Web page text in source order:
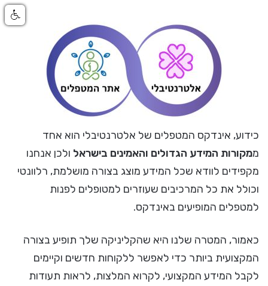
כידוע, אינדקס המטפלים של אלטרנטיבלי הוא אחד
ממקורות המידע הגדולים והאמינים בישראל ולכן אנחנו
מקפידים לוודא שכל המידע מוצג בצורה מושלמת, רלוונטי
וכולל את כל המרכיבים שעוזרים למטופלים לפנות
למטפלים המופיעים באינדקס.
כאמור, המטרה שלנו היא שהקליניקה שלך תופיע בצורה
המקצועית ביותר כדי לאפשר ללקוחות חדשים וקיימים
לקבל המידע המקצועי, לקרוא המלצות, לראות תעודות